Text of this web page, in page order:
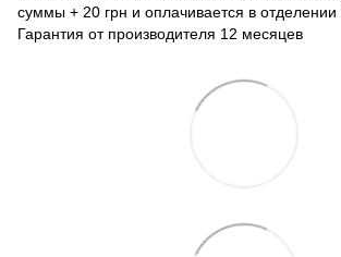
суммы + 20 грн и оплачивается в
Гарантия от производителя 12 месяцев